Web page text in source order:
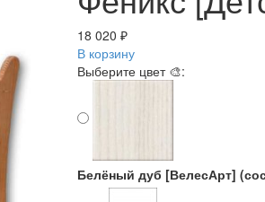
18 020 ₽
В корзину
Выберите цвет 🎨:
Белёный дуб [ВелесАрт]